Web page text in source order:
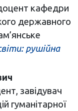
кафедри
державного
рушійна
завідувач
гуманітарної